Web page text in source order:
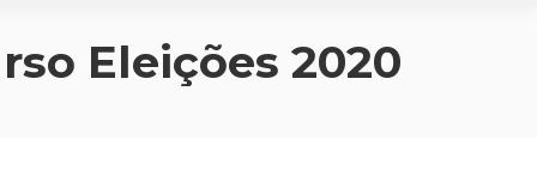
Eleições 2020